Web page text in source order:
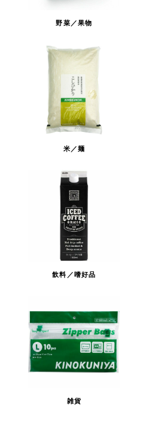
野菜／果物
米／麺
飲料／嗜好品
雑貨